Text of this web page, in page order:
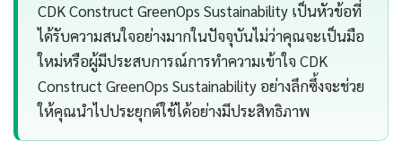
CDK Construct GreenOps Sustainability เป็นหัวข้อที่
ได้รับความสนใจอย่างมากในปัจจุบันไม่ว่าคุณจะเป็นมือ
ใหม่หรือผู้มีประสบการณ์การทำความเข้าใจ CDK
Construct GreenOps Sustainability อย่างลึกซึ้งจะช่วย
ให้คุณนำไปประยุกต์ใช้ได้อย่างมีประสิทธิภาพ